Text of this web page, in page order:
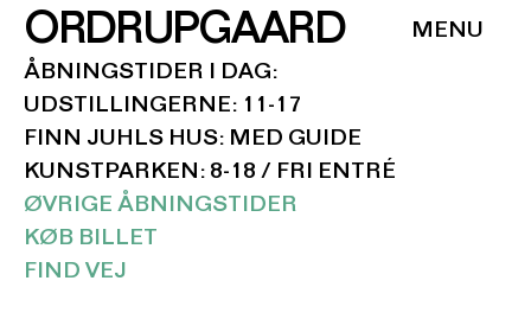
ORDRUPGAARD
ÅBNINGSTIDER I DAG:
UDSTILLINGERNE: 11-17
FINN JUHLS HUS: MED GUIDE
KUNSTPARKEN: 8-18 / FRI ENTRÉ
ØVRIGE ÅBNINGSTIDER
KØB BILLET
FIND VEJ